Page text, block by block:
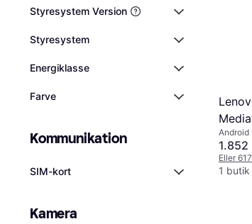
Styresystem Version
Styresystem
Energiklasse
Farve
Kommunikation
SIM-kort
Kamera
15
Android
1.852
Eller
1 butik